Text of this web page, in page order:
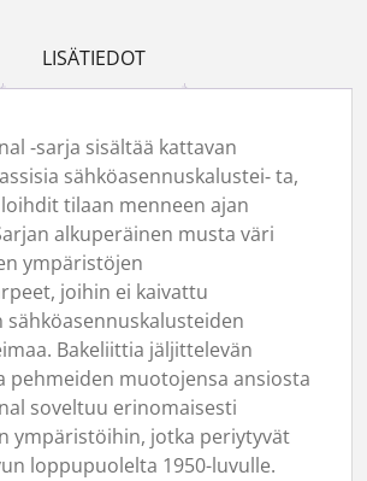
LISÄTIEDOT
‑sarja sisältää kattavan
sähköasennuskalustei‑ ta,
tilaan menneen ajan
alkuperäinen musta väri
ympäristöjen
joihin ei kaivattu
sähköasennuskalusteiden
Bakeliittia jäljittelevän
pehmeiden muotojensa ansiosta
soveltuu erinomaisesti
ympäristöihin, jotka periytyvät
loppupuolelta 1950-luvulle.